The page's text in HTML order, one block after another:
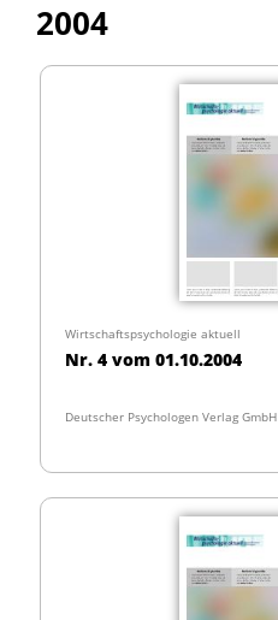
2004
Wirtschaftspsychologie aktuell
Nr. 4 vom 01.10.2004
Deutscher Psychologen Verlag GmbH